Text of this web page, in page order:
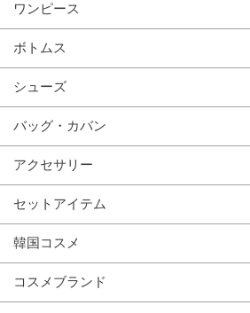
ワンピース
ボトムス
シューズ
バッグ・カバン
アクセサリー
セットアイテム
韓国コスメ
コスメブランド